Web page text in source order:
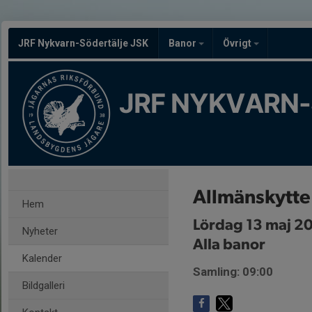
JRF Nykvarn-Södertälje JSK Banor Övrigt
JRF
Hem
Nyheter
Kalender
Bildgalleri
Allmänskytte
Lördag 13 maj
Alla banor
Samling: 09:00